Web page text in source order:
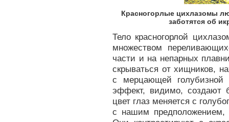
Красногорлые цихлазомы
заботятся об
Тело красногорлой
множеством
части и на непарных
скрываться от хищников,
с мерцающей голубизной
эффект, видимо, создают
цвет глаз меняется с
с нашим предположением,